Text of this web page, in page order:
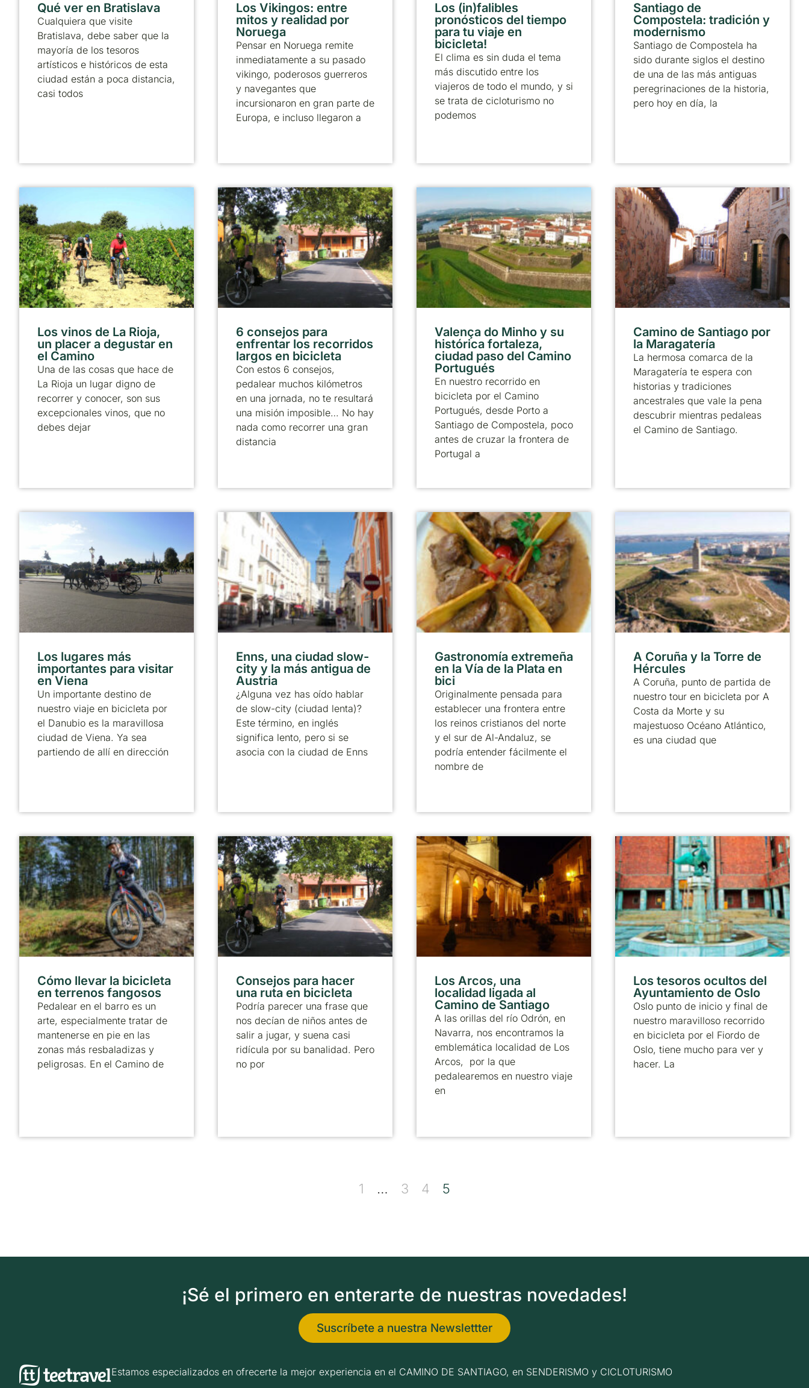
Qué ver en Bratislava
Cualquiera que visite
Bratislava, debe saber que la
mayoría de los tesoros
artísticos e históricos de esta
ciudad están a poca distancia,
casi todos
Los Vikingos: entre
mitos y realidad por
Noruega
Pensar en Noruega remite
inmediatamente a su pasado
vikingo, poderosos guerreros
y navegantes que
incursionaron en gran parte de
Europa, e incluso llegaron a
Los (in)falibles
pronósticos del tiempo
para tu viaje en
bicicleta!
El clima es sin duda el tema
más discutido entre los
viajeros de todo el mundo, y si
se trata de cicloturismo no
podemos
Santiago de
Compostela: tradición y
modernismo
Santiago de Compostela ha
sido durante siglos el destino
de una de las más antiguas
peregrinaciones de la historia,
pero hoy en día, la
Los vinos de La Rioja,
un placer a degustar en
el Camino
Una de las cosas que hace de
La Rioja un lugar digno de
recorrer y conocer, son sus
excepcionales vinos, que no
debes dejar
6 consejos para
enfrentar los recorridos
largos en bicicleta
Con estos 6 consejos,
pedalear muchos kilómetros
en una jornada, no te resultará
una misión imposible… No hay
nada como recorrer una gran
distancia
Valença do Minho y su
histórica fortaleza,
ciudad paso del Camino
Portugués
En nuestro recorrido en
bicicleta por el Camino
Portugués, desde Porto a
Santiago de Compostela, poco
antes de cruzar la frontera de
Portugal a
Camino de Santiago por
la Maragatería
La hermosa comarca de la
Maragatería te espera con
historias y tradiciones
ancestrales que vale la pena
descubrir mientras pedaleas
el Camino de Santiago.
Los lugares más
importantes para visitar
en Viena
Un importante destino de
nuestro viaje en bicicleta por
el Danubio es la maravillosa
ciudad de Viena. Ya sea
partiendo de allí en dirección
Enns, una ciudad slow-
city y la más antigua de
Austria
¿Alguna vez has oído hablar
de slow-city (ciudad lenta)?
Este término, en inglés
significa lento, pero si se
asocia con la ciudad de Enns
Gastronomía extremeña
en la Vía de la Plata en
bici
Originalmente pensada para
establecer una frontera entre
los reinos cristianos del norte
y el sur de Al-Andaluz, se
podría entender fácilmente el
nombre de
A Coruña y la Torre de
Hércules
A Coruña, punto de partida de
nuestro tour en bicicleta por A
Costa da Morte y su
majestuoso Océano Atlántico,
es una ciudad que
Cómo llevar la bicicleta
en terrenos fangosos
Pedalear en el barro es un
arte, especialmente tratar de
mantenerse en pie en las
zonas más resbaladizas y
peligrosas. En el Camino de
Consejos para hacer
una ruta en bicicleta
Podría parecer una frase que
nos decían de niños antes de
salir a jugar, y suena casi
ridícula por su banalidad. Pero
no por
Los Arcos, una
localidad ligada al
Camino de Santiago
A las orillas del río Odrón, en
Navarra, nos encontramos la
emblemática localidad de Los
Arcos, por la que
pedalearemos en nuestro viaje
en
Los tesoros ocultos del
Ayuntamiento de Oslo
Oslo punto de inicio y final de
nuestro maravilloso recorrido
en bicicleta por el Fiordo de
Oslo, tiene mucho para ver y
hacer. La
1 … 3 4 5
¡Sé el primero en enterarte de nuestras novedades!
Suscríbete a nuestra Newslettter
Estamos especializados en ofrecerte la mejor experiencia en el CAMINO DE SANTIAGO, en SENDERISMO y CICLOTURISMO